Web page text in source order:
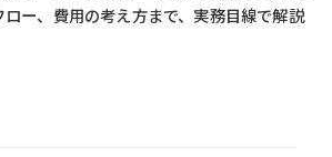
ロー、費用の考え方まで、実務目線で解説